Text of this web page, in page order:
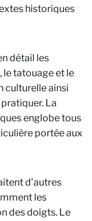
historiques
détail les
tatouage et le
culturelle ainsi
La
englobe tous
portée aux
d’autres
les
des doigts. Le